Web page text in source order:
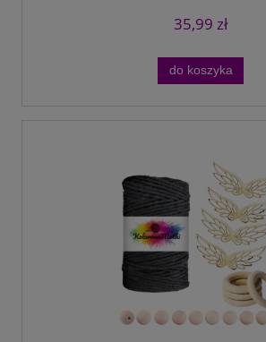
35,99 zł
do koszyka